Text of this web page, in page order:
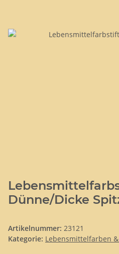
Dünne/Dicke
Artikelnummer: 23121
Kategorie: Lebensmittelfarben